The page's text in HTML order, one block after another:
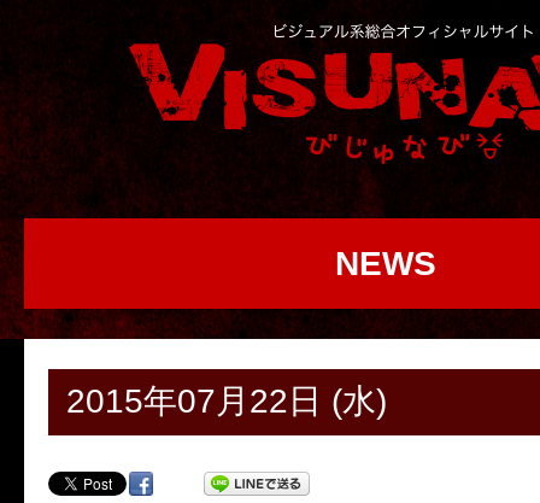
NEWS
2015年07月22日 (水)